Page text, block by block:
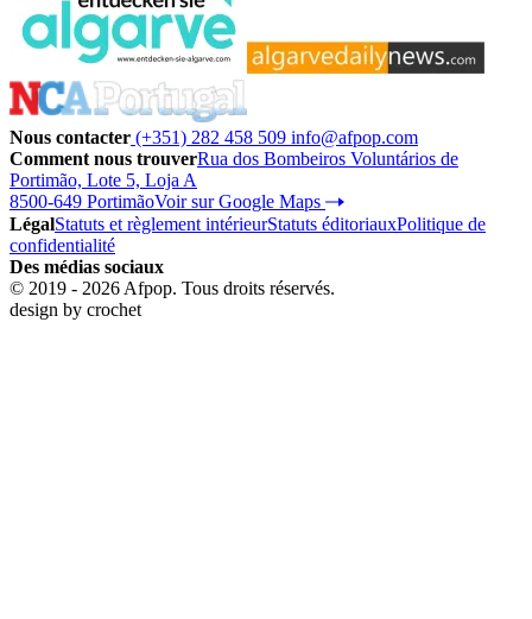
Nous contacter (+351) 282 458 509 info@afpop.com
Comment nous trouverRua dos Bombeiros Voluntários de
Portimão, Lote 5, Loja A
8500-649 PortimãoVoir sur Google Maps
LégalStatuts et règlement intérieurStatuts éditoriauxPolitique de
confidentialité
Des médias sociaux
© 2019 - 2026 Afpop. Tous droits réservés.
design by crochet